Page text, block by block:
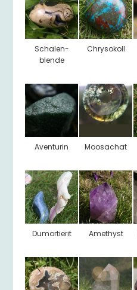
Schalen-
blende
Chrysokoll
Aventurin Moosachat
Dumortierit Amethyst